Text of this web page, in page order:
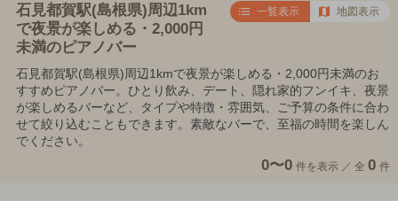
石見都賀駅(島根県)周辺1km
で夜景が楽しめる・2,000円
未満のピアノバー
一覧表示 地図表示
石見都賀駅(島根県)周辺1kmで夜景が楽しめる・2,000円未満のお
すすめピアノバー。ひとり飲み、デート、隠れ家的フンイキ、夜景
が楽しめるバーなど、タイプや特徴・雰囲気、ご予算の条件に合わ
せて絞り込むこともできます。素敵なバーで、至福の時間を楽しん
でください。
0〜0 件を表示 ／ 全 0 件